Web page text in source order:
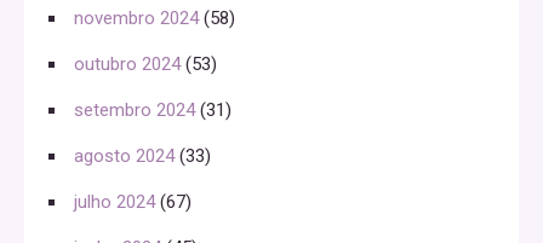
novembro 2024(58)
outubro 2024(53)
setembro 2024(31)
agosto 2024(33)
julho 2024(67)